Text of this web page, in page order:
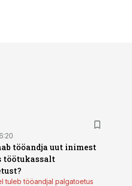
tööandja uut inimest
töötukassalt
tuleb tööandjal palgatoetus